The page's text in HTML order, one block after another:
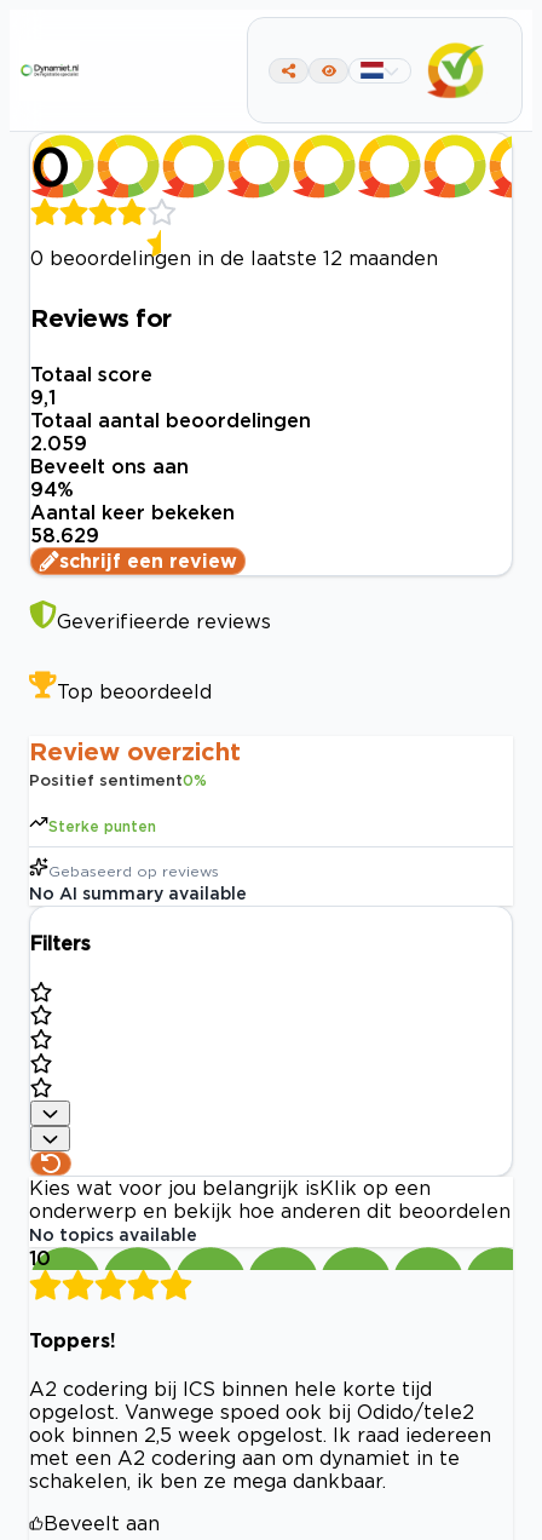
0
0 beoordelingen in de laatste 12 maanden
Reviews for
Totaal score
9,1
Totaal aantal beoordelingen
2.059
Beveelt ons aan
94%
Aantal keer bekeken
58.629
schrijf een review
Geverifieerde reviews
Top beoordeeld
Review overzicht
Positief sentiment0%
Sterke punten
Gebaseerd op reviews
No AI summary available
Filters
Kies wat voor jou belangrijk is Klik op een
onderwerp en bekijk hoe anderen dit beoordelen
No topics available
10
Toppers!
A2 codering bij ICS binnen hele korte tijd
opgelost. Vanwege spoed ook bij Odido/tele2
ook binnen 2,5 week opgelost. Ik raad iedereen
met een A2 codering aan om dynamiet in te
schakelen, ik ben ze mega dankbaar.
Beveelt aan